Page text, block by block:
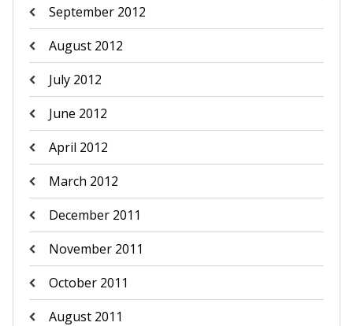
September 2012
August 2012
July 2012
June 2012
April 2012
March 2012
December 2011
November 2011
October 2011
August 2011